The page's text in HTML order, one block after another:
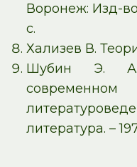
Воронеж: Изд-во
с.
Хализев В.
Шубин Э.
литература. –